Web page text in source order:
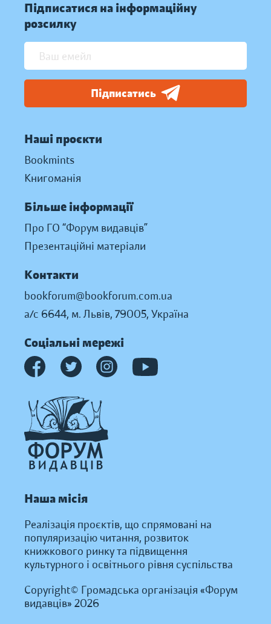
Підписатися на інформаційну
розсилку
Підписатись
Наші проєкти
Bookmints
Книгоманія
Більше інформації
Про ГО “Форум видавців”
Презентаційні матеріали
Контакти
bookforum@bookforum.com.ua
а/с 6644, м. Львів, 79005, Україна
Соціальні мережі
Наша місія
Реалізація проєктів, що спрямовані на
популяризацію читання, розвиток
книжкового ринку та підвищення
культурного і освітнього рівня суспільства
Copyright© Громадська організація «Форум
видавців» 2026